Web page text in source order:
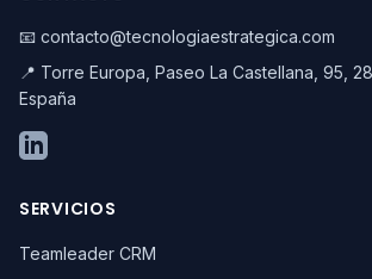
📧 contacto@tecnologiaestrategica.com
📍 Torre Europa, Paseo La Castellana, 95,
España
SERVICIOS
Teamleader CRM